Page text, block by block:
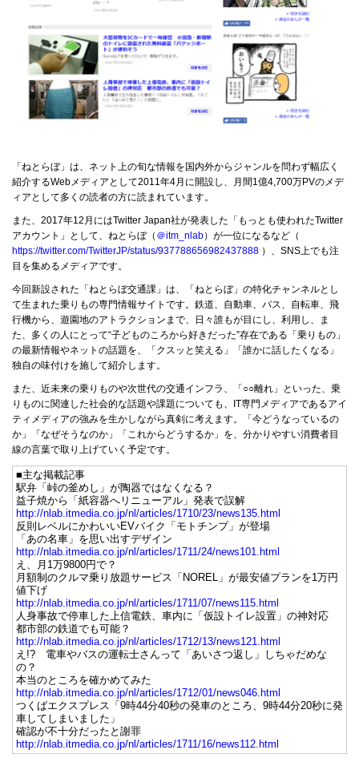
「ねとらぼ」は、ネット上の旬な情報を国内外からジャンルを問わず幅広く
紹介するWebメディアとして2011年4月に開設し、月間1億4,700万PVのメデ
ィアとして多くの読者の方に読まれています。
また、2017年12月にはTwitter Japan社が発表した「もっとも使われたTwitter
アカウント」として、ねとらぼ（ ＠itm_nlab）が一位になるなど（
https://twitter.com/TwitterJP/status/937788656982437888 ）、SNS上でも注
目を集めるメディアです。
今回新設された「ねとらぼ交通課」は、「ねとらぼ」の特化チャンネルとし
て生まれた乗りもの専門情報サイトです。鉄道、自動車、バス、自転車、飛
行機から、遊園地のアトラクションまで、日々誰もが目にし、利用し、ま
た、多くの人にとって“子どものころから好きだった”存在である「乗りもの」
の最新情報やネットの話題を、「クスッと笑える」「誰かに話したくなる」
独自の味付けを施して紹介します。
また、近未来の乗りものや次世代の交通インフラ、「○○離れ」といった、乗
りものに関連した社会的な話題や課題についても、IT専門メディアであるアイ
ティメディアの強みを生かしながら真剣に考えます。「今どうなっているの
か」「なぜそうなのか」「これからどうするか」を、分かりやすい消費者目
線の言葉で取り上げていく予定です。
■主な掲載記事
駅弁「峠の釜めし」が陶器ではなくなる？
益子焼から「紙容器へリニューアル」発表で誤解
http://nlab.itmedia.co.jp/nl/articles/1710/23/news135.html
反則レベルにかわいいEVバイク「モトチンプ」が登場
「あの名車」を思い出すデザイン
http://nlab.itmedia.co.jp/nl/articles/1711/24/news101.html
え、月1万9800円で？
月額制のクルマ乗り放題サービス「NOREL」が最安値プランを1万円
値下げ
http://nlab.itmedia.co.jp/nl/articles/1711/07/news115.html
人身事故で停車した上信電鉄、車内に「仮設トイレ設置」の神対応
都市部の鉄道でも可能？
http://nlab.itmedia.co.jp/nl/articles/1712/13/news121.html
え!? 電車やバスの運転士さんって「あいさつ返し」しちゃだめな
の？
本当のところを確かめてみた
http://nlab.itmedia.co.jp/nl/articles/1712/01/news046.html
つくばエクスプレス「9時44分40秒の発車のところ、9時44分20秒に発
車してしまいました」
確認が不十分だったと謝罪
http://nlab.itmedia.co.jp/nl/articles/1711/16/news112.html